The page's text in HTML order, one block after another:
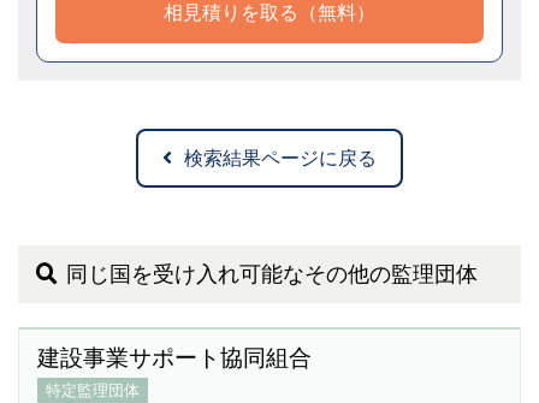
相見積りを取る（無料）
検索結果ページに戻る
同じ国を受け入れ可能なその他の監理団体
建設事業サポート協同組合
特定監理団体